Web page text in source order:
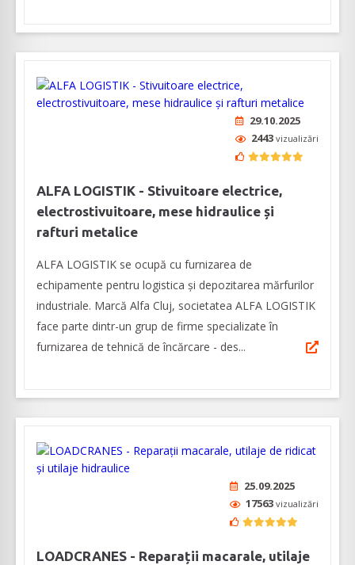
29.10.2025
2443 vizualizări
ALFA LOGISTIK - Stivuitoare electrice,
electrostivuitoare, mese hidraulice și
rafturi metalice
ALFA LOGISTIK se ocupă cu furnizarea de
echipamente pentru logistica și depozitarea mărfurilor
industriale. Marcă Alfa Cluj, societatea ALFA LOGISTIK
face parte dintr-un grup de firme specializate în
furnizarea de tehnică de încărcare - des...
25.09.2025
17563 vizualizări
LOADCRANES - Reparații macarale, utilaje